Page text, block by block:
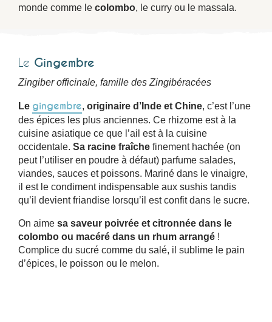
monde comme le colombo, le curry ou le massala.
Le Gingembre
Zingiber officinale, famille des Zingibéracées
Le gingembre, originaire d’Inde et Chine, c’est l’une
des épices les plus anciennes. Ce rhizome est à la
cuisine asiatique ce que l’ail est à la cuisine
occidentale. Sa racine fraîche finement hachée (on
peut l’utiliser en poudre à défaut) parfume salades,
viandes, sauces et poissons. Mariné dans le vinaigre,
il est le condiment indispensable aux sushis tandis
qu’il devient friandise lorsqu’il est confit dans le sucre.
On aime sa saveur poivrée et citronnée dans le
colombo ou macéré dans un rhum arrangé !
Complice du sucré comme du salé, il sublime le pain
d’épices, le poisson ou le melon.